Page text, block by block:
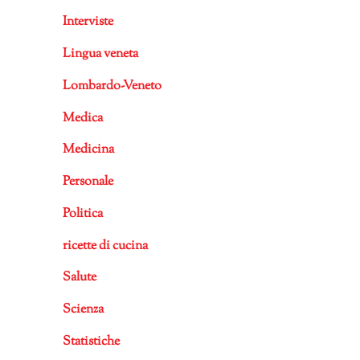
Interviste
Lingua veneta
Lombardo-Veneto
Medica
Medicina
Personale
Politica
ricette di cucina
Salute
Scienza
Statistiche